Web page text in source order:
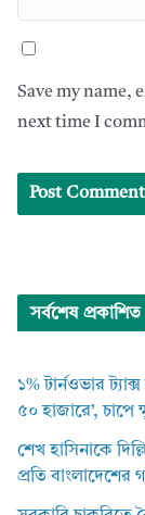
Save my name,
next time I
সর্বশেষ প্রকাশিত
১% টার্নওভার
৫০ হাজারে’, চাপে
শেখ হাসিনাকে
প্রতি বাংলাদেশের